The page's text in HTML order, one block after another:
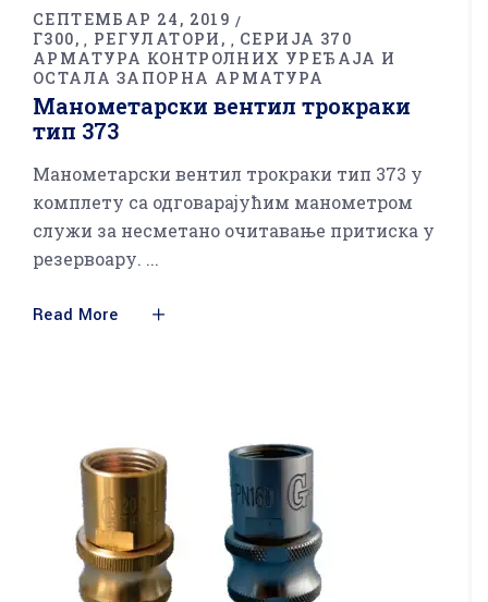
СЕПТЕМБАР 24, 2019
Г300
РЕГУЛАТОРИ
СЕРИЈА 370
АРМАТУРА КОНТРОЛНИХ УРЕЂАЈА И
ОСТАЛА ЗАПОРНА АРМАТУРА
Манометарски вентил трокраки
тип 373
Манометарски вентил трокраки тип 373 у
комплету са одговарајућим манометром
служи за несметано очитавање притиска у
резервоару.
Read More